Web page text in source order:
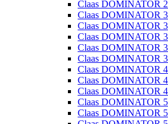
Claas DOMINATOR
Claas DOMINATOR
Claas DOMINATOR
Claas DOMINATOR
Claas DOMINATOR
Claas DOMINATOR
Claas DOMINATOR
Claas DOMINATOR
Claas DOMINATOR
Claas DOMINATOR
Claas DOMINATOR